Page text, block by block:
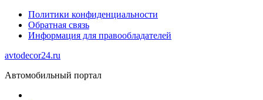
Политики конфиденциальности
Обратная связь
Информация для правообладателей
avtodecor24.ru
Автомобильный портал